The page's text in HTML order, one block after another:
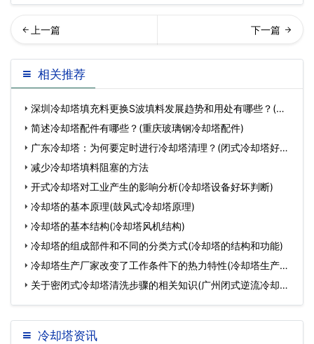
式冷却塔的性能如何保证(闭
式冷却塔的工作原理…
却塔水泵常见故障以及解决
方法(冷却塔水泵品牌
相关推荐
深圳冷却塔填充料更换S波填料发展趋势和用处有哪些？(深
圳冷
简述冷却塔配件有哪些？(重庆玻璃钢冷却塔配件)
广东冷却塔：为何要定时进行冷却塔清理？(闭式冷却塔好保
养吗)
减少冷却塔填料阻塞的方法
开式冷却塔对工业产生的影响分析(冷却塔设备好坏判断)
冷却塔的基本原理(鼓风式冷却塔原理)
冷却塔的基本结构(冷却塔风机结构)
冷却塔的组成部件和不同的分类方式(冷却塔的结构和功能)
冷却塔生产厂家改变了工作条件下的热力特性(冷却塔生产厂
家 关于密闭式冷却塔清洗步骤的相关知识(广州闭式逆流冷却塔
清
冷却塔资讯